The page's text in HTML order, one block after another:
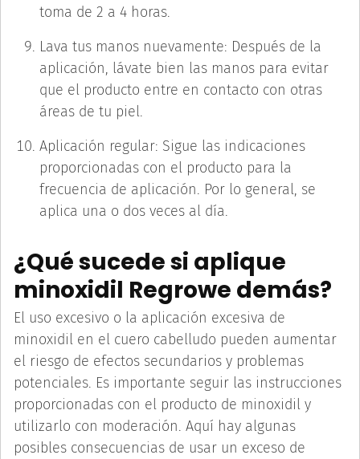
toma de 2 a 4 horas.
Lava tus manos nuevamente: Después de la
aplicación, lávate bien las manos para evitar
que el producto entre en contacto con otras
áreas de tu piel.
Aplicación regular: Sigue las indicaciones
proporcionadas con el producto para la
frecuencia de aplicación. Por lo general, se
aplica una o dos veces al día.
¿Qué sucede si aplique
minoxidil Regrowe demás?
El uso excesivo o la aplicación excesiva de
minoxidil en el cuero cabelludo pueden aumentar
el riesgo de efectos secundarios y problemas
potenciales. Es importante seguir las instrucciones
proporcionadas con el producto de minoxidil y
utilizarlo con moderación. Aquí hay algunas
posibles consecuencias de usar un exceso de